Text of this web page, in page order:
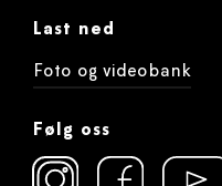
Last ned
Foto og videobank
Følg oss